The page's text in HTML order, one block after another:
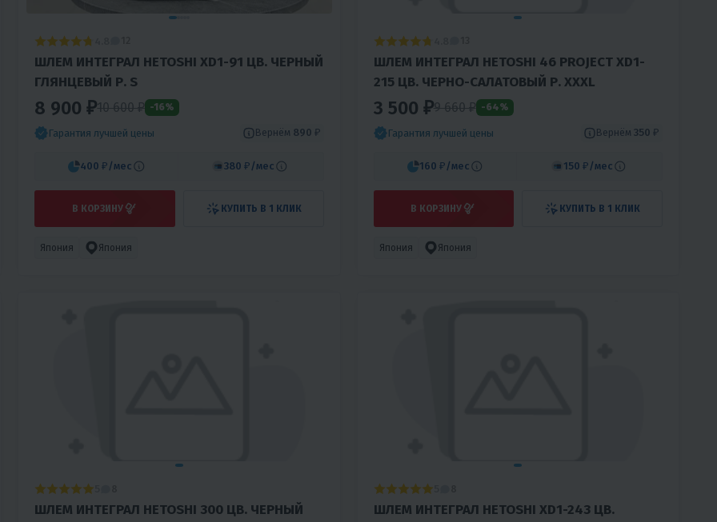
ШЛЕМ ИНТЕГРАЛ HETOSHI XD1-91 ЦВ. ЧЕРНЫЙ
ГЛЯНЦЕВЫЙ Р. S
8 900 ₽10 600 ₽ -16%
Гарантия лучшей цены Вернём 890 ₽
400 ₽ /мес 380 ₽ /мес
В КОРЗИНУ КУПИТЬ В 1 КЛИК
Япония Япония
ШЛЕМ ИНТЕГРАЛ HETOSHI 46 PROJECT XD1-
215 ЦВ. ЧЕРНО-САЛАТОВЫЙ Р. XXXL
3 500 ₽9 660 ₽ -64%
Гарантия лучшей цены Вернём 350 ₽
160 ₽ /мес 150 ₽ /мес
В КОРЗИНУ КУПИТЬ В 1 КЛИК
Япония Япония
ШЛЕМ ИНТЕГРАЛ HETOSHI 300 ЦВ. ЧЕРНЫЙ
ШЛЕМ ИНТЕГРАЛ HETOSHI XD1-243 ЦВ.